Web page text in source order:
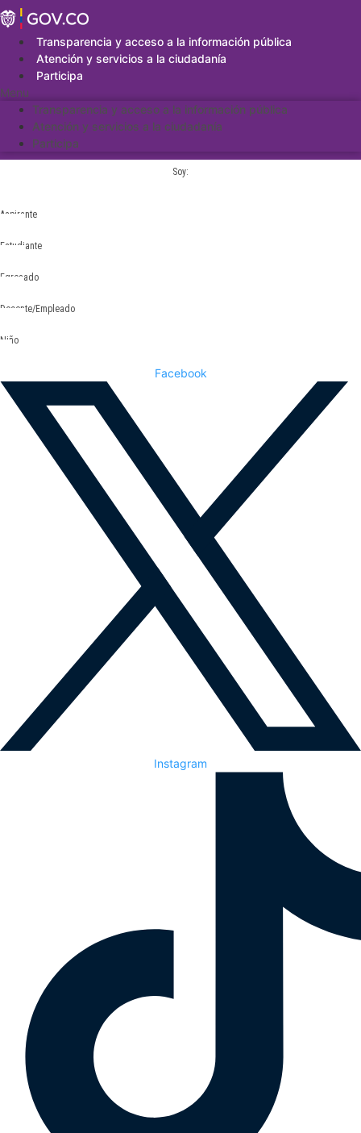
Saltar
al
contenidoTransparencia y acceso a la información pública
Atención y servicios a la ciudadanía
Participa
Menu
Transparencia y acceso a la información pública
Atención y servicios a la ciudadanía
Participa
Soy:
Aspirante
Estudiante
Egresado
Docente/Empleado
Niño
Facebook
Instagram